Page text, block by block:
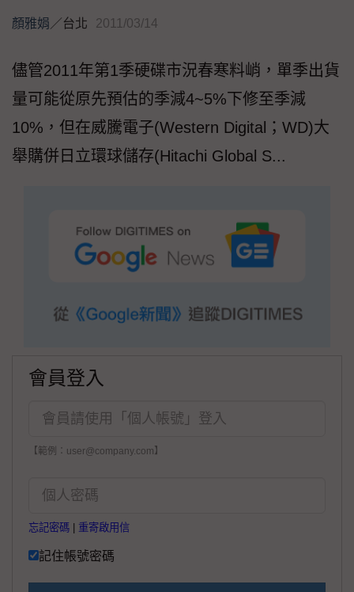
顏雅娟 ／台北 2011/03/14
儘管2011年第1季硬碟市況春寒料峭，單季出貨
量可能從原先預估的季減4~5%下修至季減
10%，但在威騰電子(Western Digital；WD)大
舉購併日立環球儲存(Hitachi Global S...
會員登入
【範例：user@company.com】
忘記密碼 重寄啟用信
記住帳號密碼